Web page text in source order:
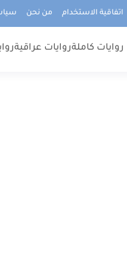
اتفاقية الاستخدام من نحن
روايات كاملةروايات عراقية